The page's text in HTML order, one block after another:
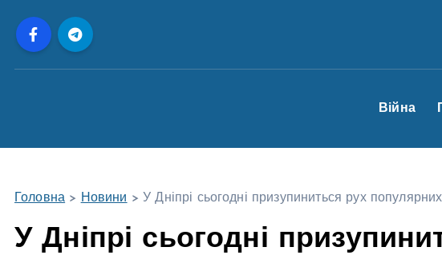
Війна
Головна > Новини > У Дніпрі сьогодні призупиниться рух
У Дніпрі сьогодні